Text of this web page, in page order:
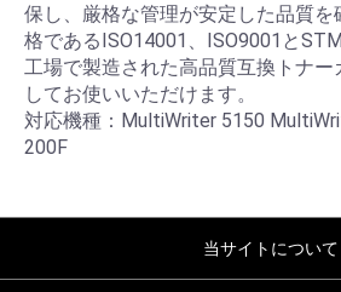
保し、厳格な管理が安定した品質を
格であるISO14001、ISO9001と
工場で製造された高品質互換トナ
してお使いいただけます。
対応機種：MultiWriter 5150
200F
当サイトについて